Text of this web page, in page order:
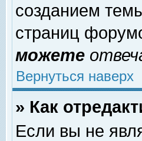
созданием
страниц
можете
Вернуться наверх
» Как
Если вы не